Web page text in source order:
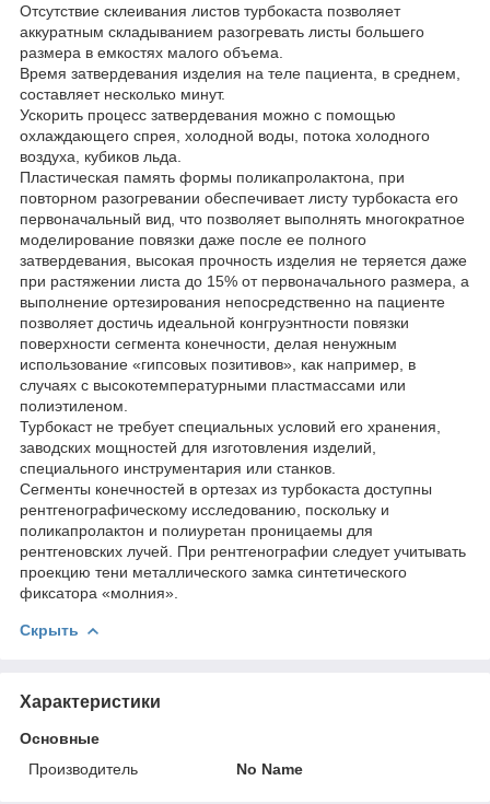
Отсутствие склеивания листов турбокаста позволяет
аккуратным складыванием разогревать листы большего
размера в емкостях малого объема.
Время затвердевания изделия на теле пациента, в среднем,
составляет несколько минут.
Ускорить процесс затвердевания можно с помощью
охлаждающего спрея, холодной воды, потока холодного
воздуха, кубиков льда.
Пластическая память формы поликапролактона, при
повторном разогревании обеспечивает листу турбокаста его
первоначальный вид, что позволяет выполнять многократное
моделирование повязки даже после ее полного
затвердевания, высокая прочность изделия не теряется даже
при растяжении листа до 15% от первоначального размера, а
выполнение ортезирования непосредственно на пациенте
позволяет достичь идеальной конгруэнтности повязки
поверхности сегмента конечности, делая ненужным
использование «гипсовых позитивов», как например, в
случаях с высокотемпературными пластмассами или
полиэтиленом.
Турбокаст не требует специальных условий его хранения,
заводских мощностей для изготовления изделий,
специального инструментария или станков.
Сегменты конечностей в ортезах из турбокаста доступны
рентгенографическому исследованию, поскольку и
поликапролактон и полиуретан проницаемы для
рентгеновских лучей. При рентгенографии следует учитывать
проекцию тени металлического замка синтетического
фиксатора «молния».
Скрыть
Характеристики
Основные
Производитель
No Name